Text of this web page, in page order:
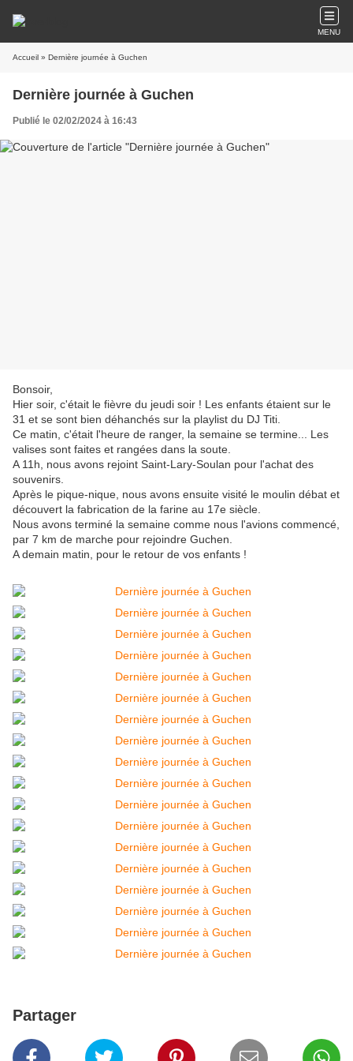
MENU
Accueil » Dernière journée à Guchen
Dernière journée à Guchen
Publié le 02/02/2024 à 16:43
Bonsoir,
Hier soir, c'était le fièvre du jeudi soir ! Les enfants étaient sur le
31 et se sont bien déhanchés sur la playlist du DJ Titi.
Ce matin, c'était l'heure de ranger, la semaine se termine... Les
valises sont faites et rangées dans la soute.
A 11h, nous avons rejoint Saint-Lary-Soulan pour l'achat des
souvenirs.
Après le pique-nique, nous avons ensuite visité le moulin débat et
découvert la fabrication de la farine au 17e siècle.
Nous avons terminé la semaine comme nous l'avions commencé,
par 7 km de marche pour rejoindre Guchen.
A demain matin, pour le retour de vos enfants !
Partager